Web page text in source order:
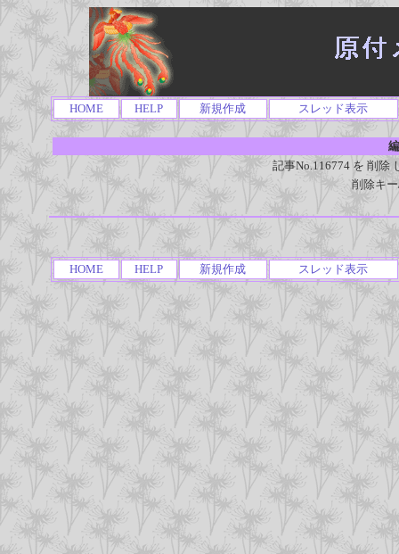
HOME HELP 新規作成 スレッド表示
記事No.116774 を 削除
削除キ
HOME HELP 新規作成 スレッド表示